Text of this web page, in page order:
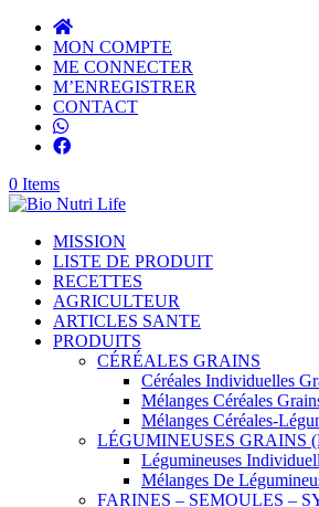
MON COMPTE
ME CONNECTER
M’ENREGISTRER
CONTACT
0 Items
MISSION
LISTE DE PRODUIT
RECETTES
AGRICULTEUR
ARTICLES SANTE
PRODUITS
CÉRÉALES GRAINS
Céréales Individuelles
Mélanges Céréales
Mélanges Céréales-
LÉGUMINEUSES GRAINS
Légumineuses
Mélanges De
FARINES – SEMOULES –